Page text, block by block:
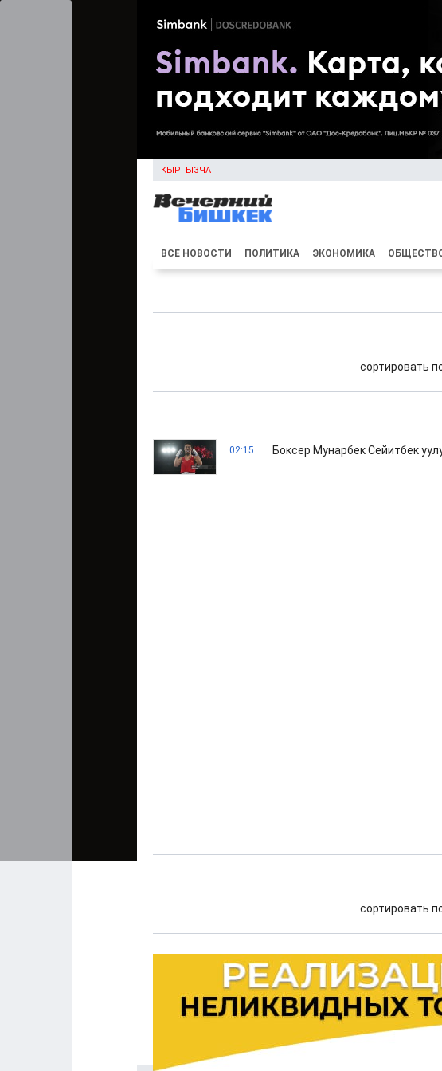
КЫРГЫЗЧА
ВСЕ НОВОСТИ ПОЛИТИКА ЭКОНОМИКА
cортировать
02:15 Боксер Мунарбек Сейитбек
cортировать